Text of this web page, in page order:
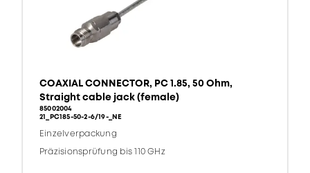
COAXIAL CONNECTOR, PC 1.85, 50 Ohm,
Straight cable jack (female)
85002004
21_PC185-50-2-6/19-_NE
Einzelverpackung
Präzisionsprüfung bis 110 GHz